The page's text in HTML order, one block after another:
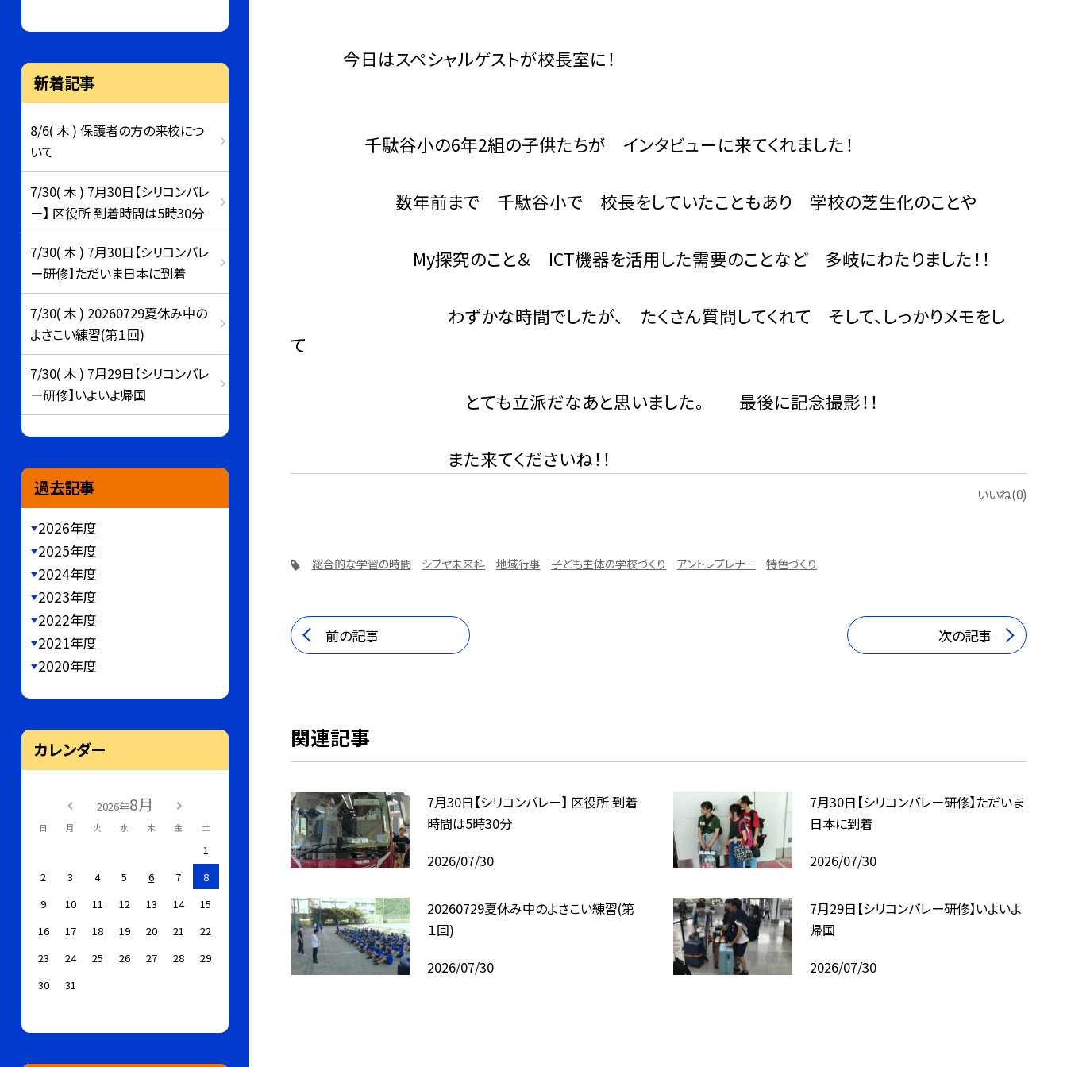
今日はスペシャルゲストが校長室に！
千駄谷小の6年2組の子供たちが インタビューに来てくれました！
数年前まで 千駄谷小で 校長をしていたこともあり 学校の芝生化のことや
My探究のこと＆ ICT機器を活用した需要のことなど 多岐にわたりました！！
わずかな時間でしたが、 たくさん質問してくれて そして、しっかりメモをし
て
とても立派だなあと思いました。 最後に記念撮影！！
また来てくださいね！！
いいね(0)
総合的な学習の時間 シブヤ未来科 地域行事 子ども主体の学校づくり アントレプレナー 特色づくり
前の記事 次の記事
関連記事
7月30日【シリコンバレー】 区役所 到着
時間は5時30分
2026/07/30
7月30日【シリコンバレー研修】ただいま
日本に到着
2026/07/30
20260729夏休み中のよさこい練習(第
１回)
2026/07/30
7月29日【シリコンバレー研修】いよいよ
帰国
2026/07/30
新着記事
8/6( 木 ) 保護者の方の来校につ
いて
7/30( 木 ) 7月30日【シリコンバレ
ー】 区役所 到着時間は5時30分
7/30( 木 ) 7月30日【シリコンバレ
ー研修】ただいま日本に到着
7/30( 木 ) 20260729夏休み中の
よさこい練習(第１回)
7/30( 木 ) 7月29日【シリコンバレ
ー研修】いよいよ帰国
過去記事
2026年度
2025年度
2024年度
2023年度
2022年度
2021年度
2020年度
カレンダー
2026年8月
日 月 火 水 木 金 土
1
2
3 4 5 6 7
8
9
10 11 12 13 14
15
16
17 18 19 20 21
22
23
24 25 26 27 28
29
30
31